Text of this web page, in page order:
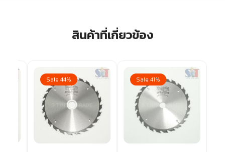
สินค้าที่เกี่ยวข้อง
Sale 44% Sale 41%